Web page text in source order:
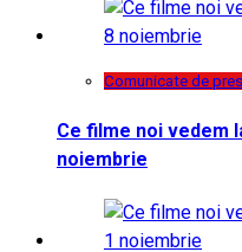
Comunicate de
Ce filme noi vedem
noiembrie